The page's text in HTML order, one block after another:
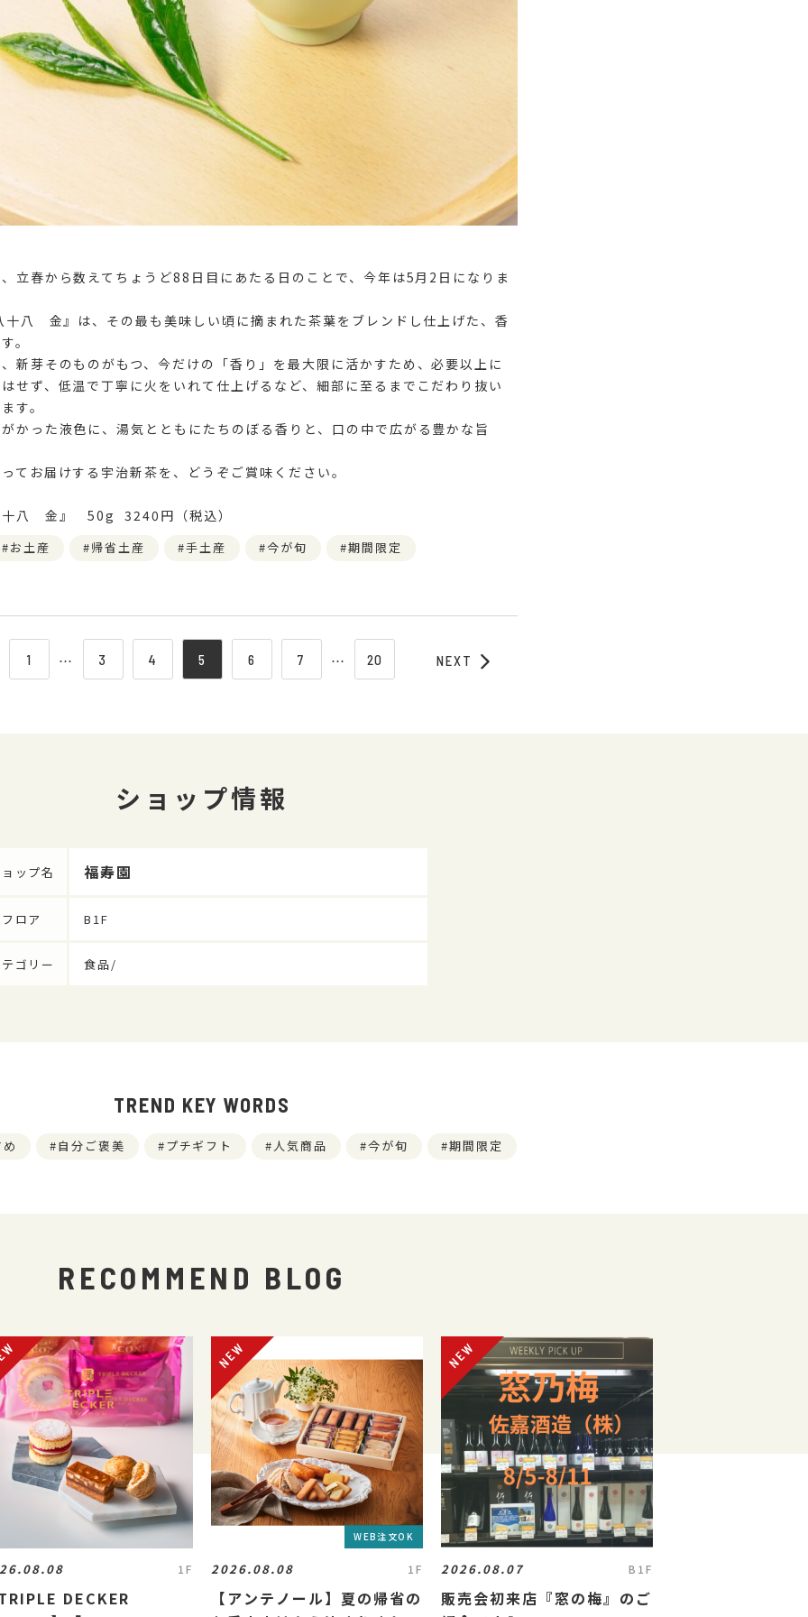
、立春から数えてちょうど88日目にあたる日のことで、今年は5月2日になりま
十八 金』は、その最も美味しい頃に摘まれた茶葉をブレンドし仕上げた、香
。
新芽そのものがもつ、今だけの「香り」を最大限に活かすため、必要以上に
せず、低温で丁寧に火をいれて仕上げるなど、細部に至るまでこだわり抜い
す。
かった液色に、湯気とともにたちのぼる香りと、口の中で広がる豊かな旨
てお届けする宇治新茶を、どうぞご賞味ください。
十八 金』 50g 3240円（税込）
お土産 帰省土産 手土産 今が旬 期間限定
1 ⋯ 3 4 5 6 7 ⋯ 20 NEXT
ショップ情報
ップ名 福寿園
フロア B1F
ゴリー 食品/
TREND KEY WORDS
自分ご褒美 プチギフト 人気商品 今が旬 期間限定
RECOMMEND BLOG
1F
TRIPLE DECKER
WEB注文OK
2026.08.08 1F
【アンテノール】夏の帰省の
2026.08.07 B1F
販売会初来店『窓の梅』のご